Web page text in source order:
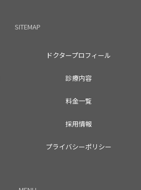
SITEMAP
ドクタープロフィール
診療内容
料金一覧
採用情報
プライバシーポリシー